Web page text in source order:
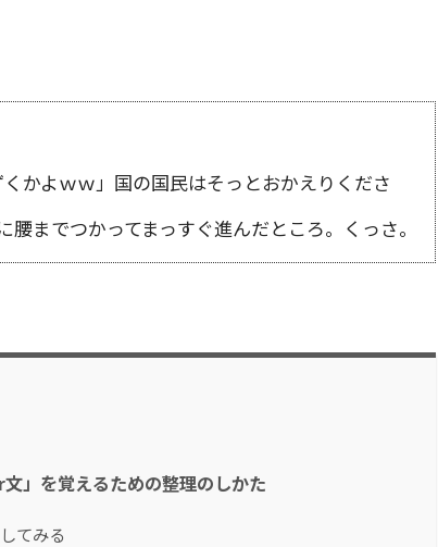
かよｗｗ」国の国民はそっとおかえりくださ
までつかってまっすぐ進んだところ。くっさ。
」を覚えるための整理のしかた
てみる